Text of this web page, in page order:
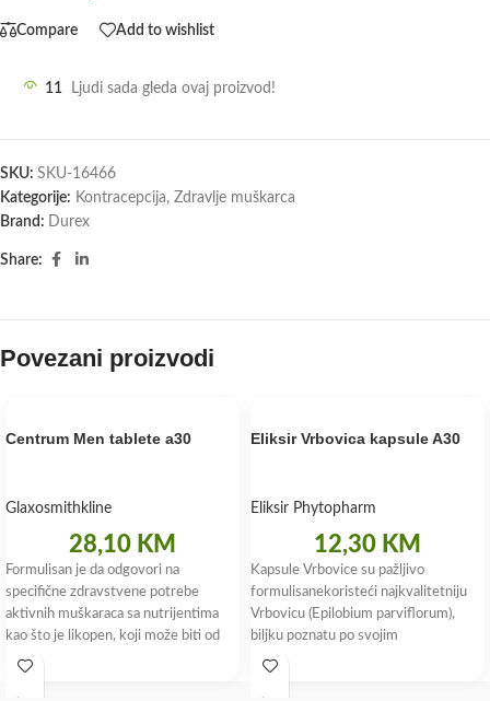
Compare Add to wishlist
11 Ljudi sada gleda ovaj proizvod!
SKU: SKU-16466
Kategorije: Kontracepcija, Zdravlje muškarca
Brand: Durex
Share:
Povezani proizvodi
Centrum Men tablete a30
Glaxosmithkline
28,10 KM
Formulisan je da odgovori na
specifične zdravstvene potrebe
aktivnih muškaraca sa nutrijentima
kao što je likopen, koji može biti od
pomoći za održavanje
Eliksir Vrbovica kapsule A30
Eliksir Phytopharm
12,30 KM
Kapsule Vrbovice su pažljivo
formulisanekoristeći najkvalitetniju
Vrbovicu (Epilobium parviflorum),
biljku poznatu po svojim
mnogobrojnim zdravstvenim